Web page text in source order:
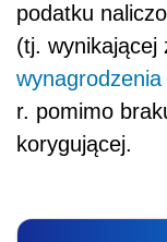
podatku
(tj. wynikającej
wynagrodzenia
r. pomimo
korygującej.